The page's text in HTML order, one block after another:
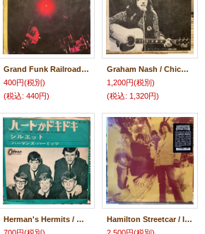
Grand Funk Railroad / Sin's A Good Man's Brother
400円(税別)
(税込: 440円)
Graham Nash / Chicago
1,200円(税別)
(税込: 1,320円)
Herman's Hermits / Can't You Hear My Heartbeat
Hamilton Streetcar / Invisible People EP